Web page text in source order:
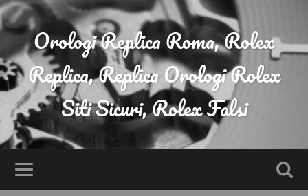
Orologi Replica Roma, Rolex
Replica, Replica Orologi Rolex
Siti Sicuri, Rolex Falsi